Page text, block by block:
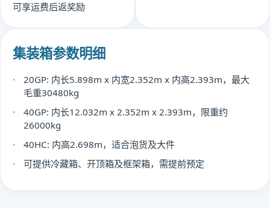
可享运费后返奖励
集装箱参数明细
20GP: 内长5.898m x 内宽2.352m x 内高2.393m，最大
毛重30480kg
40GP: 内长12.032m x 2.352m x 2.393m，限重约
26000kg
40HC: 内高2.698m，适合泡货及大件
可提供冷藏箱、开顶箱及框架箱，需提前预定